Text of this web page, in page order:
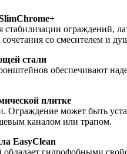
ограждений,
со смесителем и
стали
обеспечивают
плитке
Ограждение может быть
каналом или трапом.
EasyClean
гидрофобными